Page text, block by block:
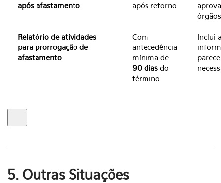
após afastamento
após retorno
Relatório de atividades
para prorrogação de
afastamento
Com
antecedência
mínima de
90 dias do
término
Inclui
5. Outras Situações